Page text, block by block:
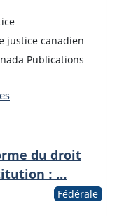
justice canadien
Publications
du droit
: …
Fédérale